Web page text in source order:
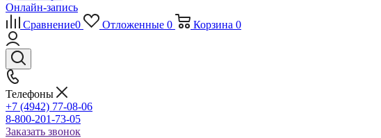
Онлайн-запись
Сравнение0 Отложенные 0 Корзина 0
Телефоны
+7 (4942) 77-08-06
8-800-201-73-05
Заказать звонок